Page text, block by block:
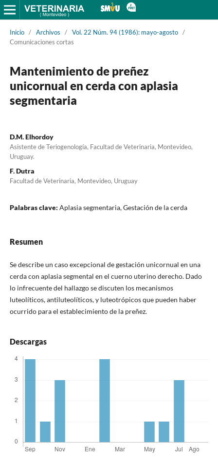
Inicio / Archivos / Vol. 22 Núm. 94 (1986): mayo-agosto /
Comunicaciones cortas
Mantenimiento de preñez
unicornual en cerda con aplasia
segmentaria
D.M. Elhordoy
Asistente de Teriogenología, Facultad de Veterinaria, Montevideo,
Uruguay.
F. Dutra
Facultad de Veterinaria, Montevideo, Uruguay
Palabras clave: Aplasia segmentaria, Gestación de la cerda
Resumen
Se describe un caso excepcional de gestación unicornual en una
cerda con aplasia segmental en el cuerno uterino derecho. Dado
lo infrecuente del hallazgo se discuten los mecanismos
luteolíticos, antiluteolíticos, y luteotrópicos que pueden haber
ocurrido para el establecimiento de la preñez.
Descargas